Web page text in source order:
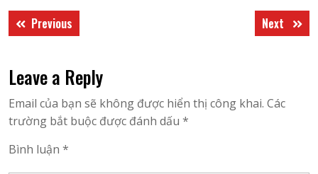
Điều
hướng
viết
Previous
post:
Next Next
post:
Leave a Reply
Email của bạn sẽ không được hiển thị công khai. Các
trường bắt buộc được đánh dấu *
Bình luận *